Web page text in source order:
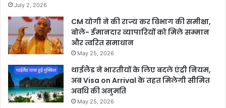
July 2, 2026
CM योगी ने की राज्य कर विभाग की समीक्षा,
बोले- ईमानदार व्यापारियों को मिले सम्मान
और त्वरित समाधान
May 25, 2026
थाईलैंड ने भारतीयों के लिए बदले एंट्री नियम,
अब Visa on Arrival के तहत मिलेगी सीमित
अवधि की अनुमति
May 25, 2026